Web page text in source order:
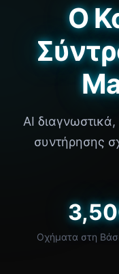
Ο
AI
συντήρησης
Οχήματα στη